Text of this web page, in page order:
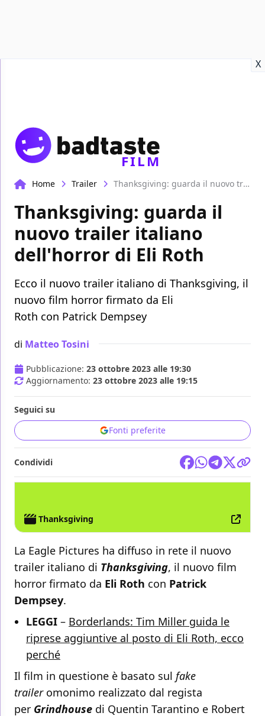
X
FILM
Home Trailer Thanksgiving: guarda il nuovo trailer italiano dell'horror di Eli Roth
Thanksgiving: guarda il
nuovo trailer italiano
dell'horror di Eli Roth
Ecco il nuovo trailer italiano di Thanksgiving, il
nuovo film horror firmato da Eli
Roth con Patrick Dempsey
di Matteo Tosini
Pubblicazione: 23 ottobre 2023 alle 19:30
Aggiornamento: 23 ottobre 2023 alle 19:15
Seguici su
Fonti preferite
Condividi
Thanksgiving
La Eagle Pictures ha diffuso in rete il nuovo
trailer italiano di Thanksgiving, il nuovo film
horror firmato da Eli Roth con Patrick
Dempsey.
LEGGI – Borderlands: Tim Miller guida le
riprese aggiuntive al posto di Eli Roth, ecco
perché
Il film in questione è basato sul fake
traileromonimo realizzato dal regista
per Grindhouse di Quentin Tarantino e Robert